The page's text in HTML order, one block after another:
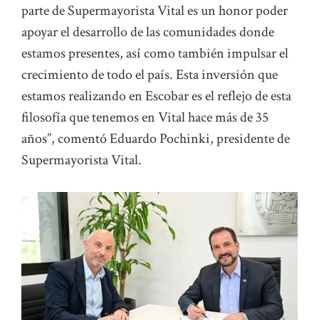
parte de Supermayorista Vital es un honor poder
apoyar el desarrollo de las comunidades donde
estamos presentes, así como también impulsar el
crecimiento de todo el país. Esta inversión que
estamos realizando en Escobar es el reflejo de esta
filosofía que tenemos en Vital hace más de 35
años”, comentó Eduardo Pochinki, presidente de
Supermayorista Vital.